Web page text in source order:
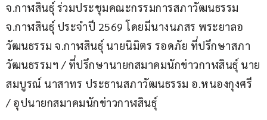
จ.กาฬสินธุ์ ร่วมประชุมคณะกรรมการสภาวัฒนธรรม
จ.กาฬสินธุ์ ประจำปี 2569 โดยมีนางนภสร พระยาลอ
วัฒนธรรม จ.กาฬสินธุ์ นายนิมิตร รอดภัย ที่ปรึกษาสภา
วัฒนธรรมฯ / ที่ปรึกษานายกสมาคมนักข่าวกาฬสินธุ์ นาย
สมบูรณ์ นาสาทร ประธานสภาวัฒนธรรม อ.หนองกุงศรี
/ อุปนายกสมาคมนักข่าวกาฬสินธุ์